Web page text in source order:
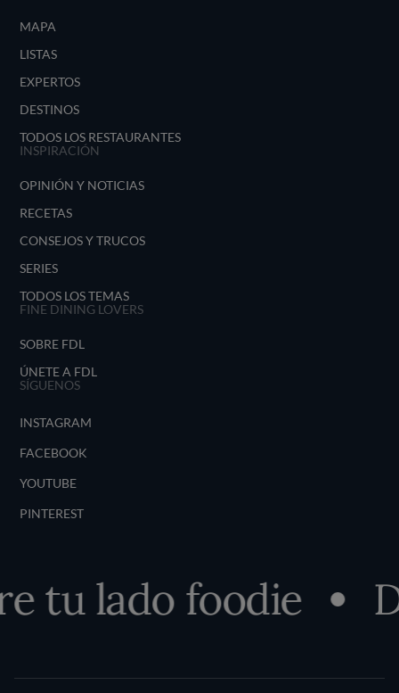
MAPA
LISTAS
EXPERTOS
DESTINOS
TODOS LOS RESTAURANTES
INSPIRACIÓN
OPINIÓN Y NOTICIAS
RECETAS
CONSEJOS Y TRUCOS
SERIES
TODOS LOS TEMAS
FINE DINING LOVERS
SOBRE FDL
ÚNETE A FDL
SÍGUENOS
INSTAGRAM
FACEBOOK
YOUTUBE
PINTEREST
tu lado foodie